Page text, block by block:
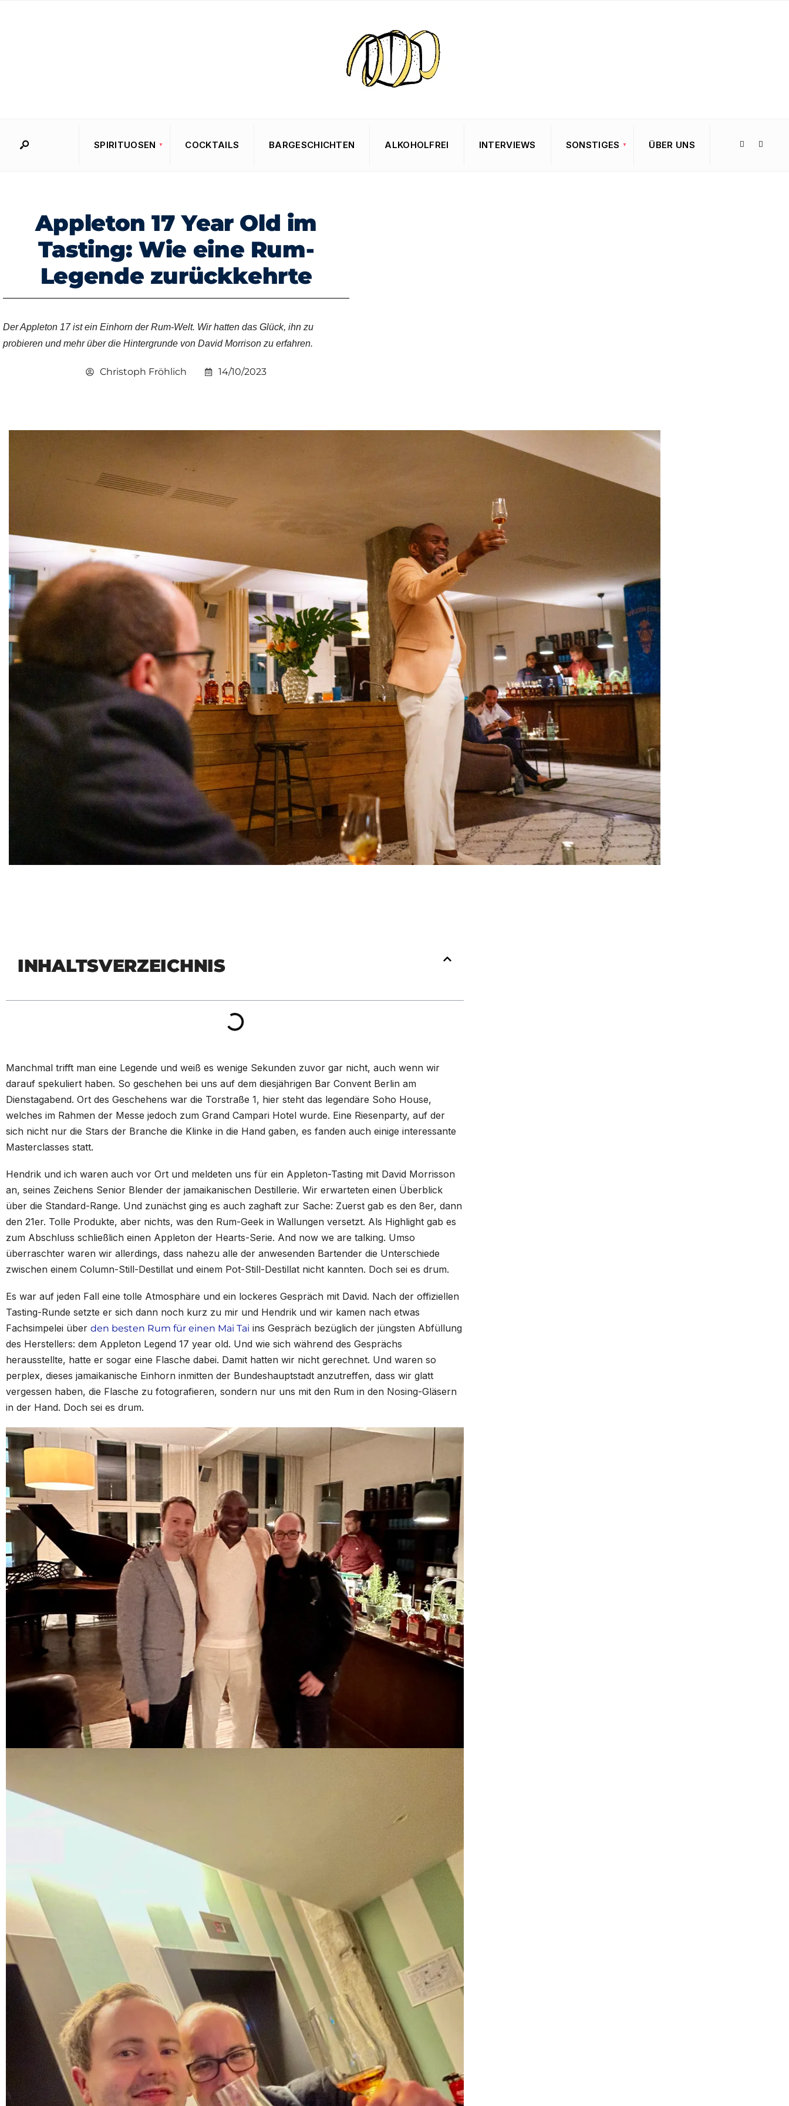
SPIRITUOSEN COCKTAILS BARGESCHICHTEN ALKOHOLFREI INTERVIEWS SONSTIGES ÜBER UNS
Appleton 17 Year Old im
Tasting: Wie eine Rum-
Legende zurückkehrte
Der Appleton 17 ist ein Einhorn der Rum-Welt. Wir hatten das Glück, ihn zu
probieren und mehr über die Hintergrunde von David Morrison zu erfahren.
Christoph Fröhlich 14/10/2023
INHALTSVERZEICHNIS
Manchmal trifft man eine Legende und weiß es wenige Sekunden zuvor gar nicht, auch wenn wir
darauf spekuliert haben. So geschehen bei uns auf dem diesjährigen Bar Convent Berlin am
Dienstagabend. Ort des Geschehens war die Torstraße 1, hier steht das legendäre Soho House,
welches im Rahmen der Messe jedoch zum Grand Campari Hotel wurde. Eine Riesenparty, auf der
sich nicht nur die Stars der Branche die Klinke in die Hand gaben, es fanden auch einige interessante
Masterclasses statt.
Hendrik und ich waren auch vor Ort und meldeten uns für ein Appleton-Tasting mit David Morrisson
an, seines Zeichens Senior Blender der jamaikanischen Destillerie. Wir erwarteten einen Überblick
über die Standard-Range. Und zunächst ging es auch zaghaft zur Sache: Zuerst gab es den 8er, dann
den 21er. Tolle Produkte, aber nichts, was den Rum-Geek in Wallungen versetzt. Als Highlight gab es
zum Abschluss schließlich einen Appleton der Hearts-Serie. And now we are talking. Umso
überraschter waren wir allerdings, dass nahezu alle der anwesenden Bartender die Unterschiede
zwischen einem Column-Still-Destillat und einem Pot-Still-Destillat nicht kannten. Doch sei es drum.
Es war auf jeden Fall eine tolle Atmosphäre und ein lockeres Gespräch mit David. Nach der offiziellen
Tasting-Runde setzte er sich dann noch kurz zu mir und Hendrik und wir kamen nach etwas
Fachsimpelei über den besten Rum für einen Mai Tai ins Gespräch bezüglich der jüngsten Abfüllung
des Herstellers: dem Appleton Legend 17 year old. Und wie sich während des Gesprächs
herausstellte, hatte er sogar eine Flasche dabei. Damit hatten wir nicht gerechnet. Und waren so
perplex, dieses jamaikanische Einhorn inmitten der Bundeshauptstadt anzutreffen, dass wir glatt
vergessen haben, die Flasche zu fotografieren, sondern nur uns mit den Rum in den Nosing-Gläsern
in der Hand. Doch sei es drum.